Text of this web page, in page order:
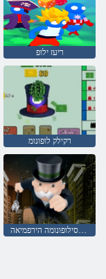
ריעז ילופ
רקילק לופונומ
תיטסילופונומה הירפמיאה